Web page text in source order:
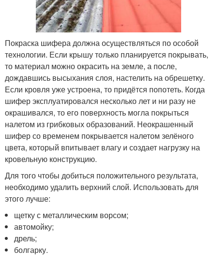
Покраска шифера должна осуществляться по особой
технологии. Если крышу только планируется покрывать,
то материал можно окрасить на земле, а после,
дождавшись высыхания слоя, настелить на обрешетку.
Если кровля уже устроена, то придётся попотеть. Когда
шифер эксплуатировался несколько лет и ни разу не
окрашивался, то его поверхность могла покрыться
налетом из грибковых образований. Неокрашенный
шифер со временем покрывается налетом зелёного
цвета, который впитывает влагу и создает нагрузку на
кровельную конструкцию.
Для того чтобы добиться положительного результата,
необходимо удалить верхний слой. Использовать для
этого лучше:
щетку с металлическим ворсом;
автомойку;
дрель;
болгарку.